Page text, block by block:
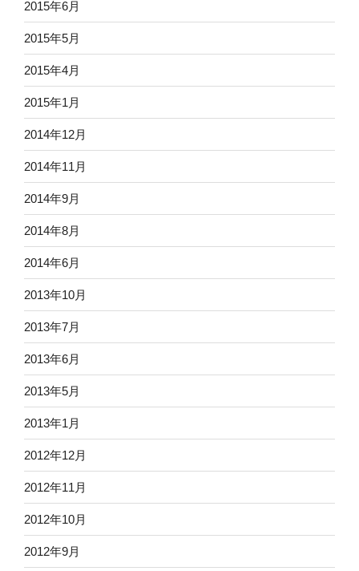
2015年6月
2015年5月
2015年4月
2015年1月
2014年12月
2014年11月
2014年9月
2014年8月
2014年6月
2013年10月
2013年7月
2013年6月
2013年5月
2013年1月
2012年12月
2012年11月
2012年10月
2012年9月